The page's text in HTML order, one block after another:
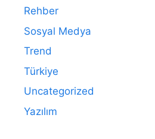
Rehber
Sosyal Medya
Trend
Türkiye
Uncategorized
Yazılım